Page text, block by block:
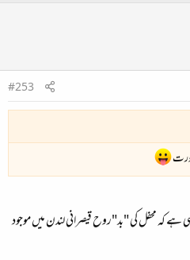
#253
ہے کہ محفل کی "بد"روح قیصرانی لندن میں موجود